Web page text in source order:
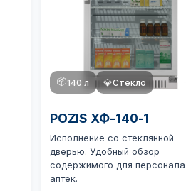
📦140 л 💎Стекло
POZIS ХФ-140-1
Исполнение со стеклянной
дверью. Удобный обзор
содержимого для персонала
аптек.